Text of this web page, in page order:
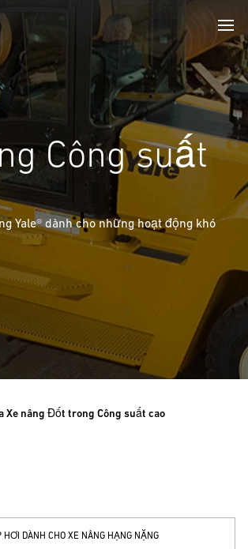
Công suất
Yale® dành cho những hoạt động khó
Xe nâng Đốt trong Công suất cao
HƠI DÀNH CHO XE NÂNG HẠNG NẶNG